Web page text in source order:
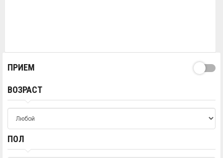
ПРИЕМ
ВОЗРАСТ
ПОЛ